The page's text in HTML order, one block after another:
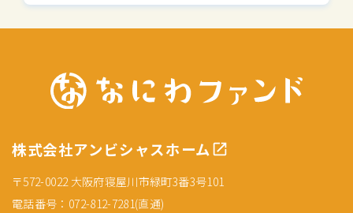
株式会社アンビシャスホーム
〒572-0022 大阪府寝屋川市緑町3番3号101
電話番号：072-812-7281(直通)